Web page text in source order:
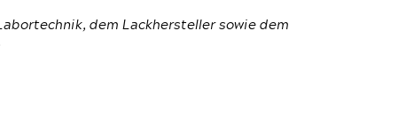
dem Lackhersteller sowie dem